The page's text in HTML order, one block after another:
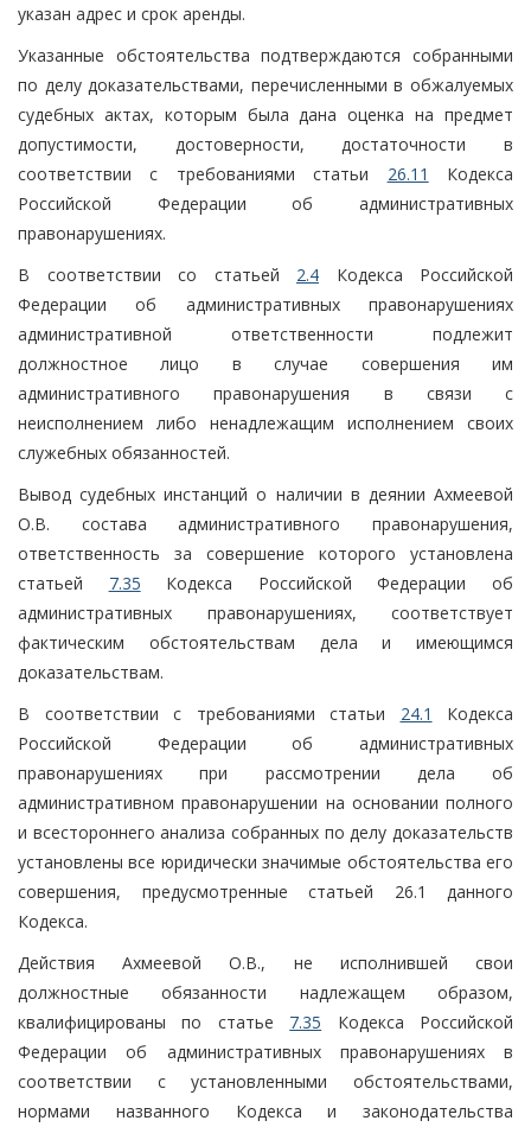
указан адрес и срок аренды.
Указанные обстоятельства подтверждаются собранными
по делу доказательствами, перечисленными в обжалуемых
судебных актах, которым была дана оценка на предмет
допустимости, достоверности, достаточности в
соответствии с требованиями статьи 26.11
Кодекса
Российской Федерации об административных
правонарушениях.
В соответствии со статьей 2.4 Кодекса Российской
Федерации об административных правонарушениях
административной ответственности подлежит
должностное лицо в случае совершения им
административного правонарушения в связи с
неисполнением либо ненадлежащим исполнением своих
служебных обязанностей.
Вывод судебных инстанций о наличии в деянии Ахмеевой
О.В. состава административного правонарушения,
ответственность за совершение которого установлена
статьей 7.35 Кодекса Российской Федерации об
административных правонарушениях, соответствует
фактическим обстоятельствам дела и имеющимся
доказательствам.
В соответствии с требованиями статьи 24.1
Кодекса
Российской Федерации об административных
правонарушениях при рассмотрении дела об
административном правонарушении на основании полного
и всестороннего анализа собранных по делу доказательств
установлены все юридически значимые обстоятельства его
совершения, предусмотренные статьей 26.1 данного
Кодекса.
Действия Ахмеевой О.В., не исполнившей свои
должностные обязанности надлежащем образом,
квалифицированы по статье 7.35 Кодекса Российской
Федерации об административных правонарушениях в
соответствии с установленными обстоятельствами,
нормами названного Кодекса и законодательства